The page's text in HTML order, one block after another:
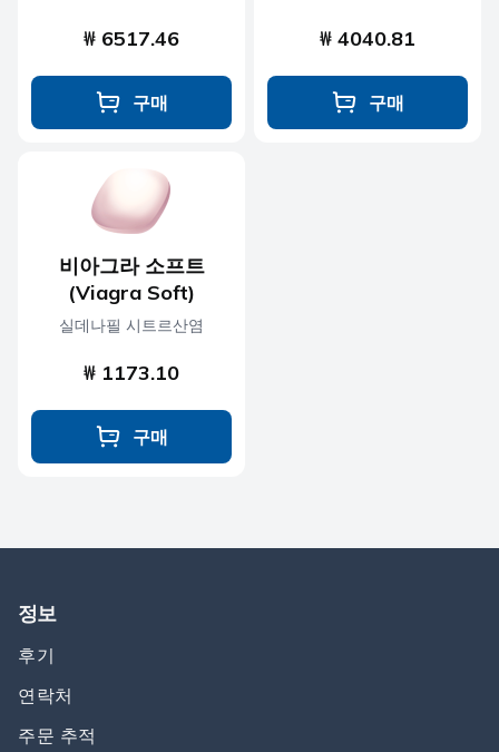
₩ 6517.46
구매
₩ 4040.81
구매
비아그라 소프트
(Viagra Soft)
실데나필 시트르산염
₩ 1173.10
구매
정보
후기
연락처
주문 추적